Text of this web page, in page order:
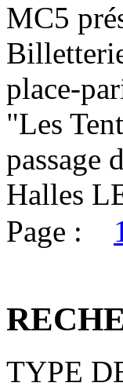
MC5
place-
"Les
passage
Halles
Page : 1
TYPE